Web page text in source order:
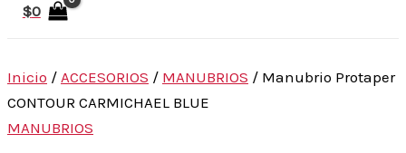
$0
Inicio / ACCESORIOS / MANUBRIOS / Manubrio Protaper
CONTOUR CARMICHAEL BLUE
MANUBRIOS